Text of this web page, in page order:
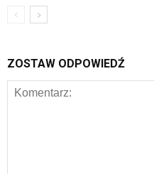
ZOSTAW ODPOWIEDŹ